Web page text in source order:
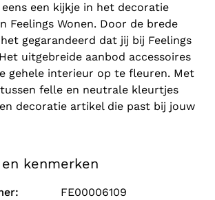
een kijkje in het decoratie
Feelings Wonen. Door de brede
gegarandeerd dat jij bij Feelings
uitgebreide aanbod accessoires
gehele interieur op te fleuren. Met
felle en neutrale kleurtjes
decoratie artikel die past bij jouw
kenmerken
FE00006109